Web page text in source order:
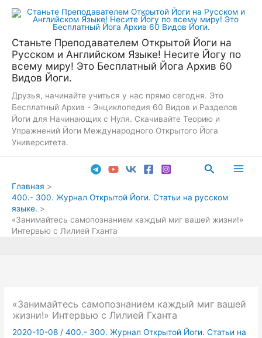
Перейти
Станьте Преподавателем Открытой Йоги на
Русском и Английском Языке! Несите Йогу по
всему миру! Это Бесплатный Йога Архив 60
Видов Йоги.
Друзья, начинайте учиться у нас прямо сегодня. Это
Бесплатный Архив - Энциклопедия 60 Видов и Разделов
Йоги для Начинающих с Нуля. Скачивайте Теорию и
Упражнений Йоги Международного Открытого Йога
Университета.
Поиск
Главная
400.- 300. Журнал Открытой Йоги. Статьи на русском
языке.
«Занимайтесь самопознанием каждый миг вашей жизни!»
Интервью с Лилией Гханта
«Занимайтесь самопознанием каждый миг вашей
жизни!» Интервью с Лилией Гханта
2020-10-08 /400.- 300. Журнал Открытой Йоги. Статьи на